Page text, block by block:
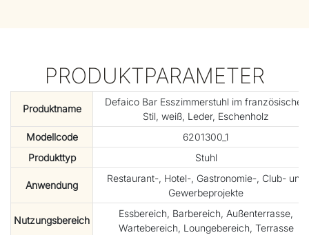
PRODUKTPARAMETER
Produktname
Defaico Bar Esszimmerstuhl im französischen
Stil, weiß, Leder, Eschenholz
Modellcode
6201300_1
Produkttyp
Stuhl
Anwendung
Restaurant-, Hotel-, Gastronomie-, Club- und
Gewerbeprojekte
Nutzungsbereich
Essbereich, Barbereich, Außenterrasse,
Wartebereich, Loungebereich, Terrasse